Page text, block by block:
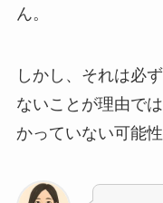
ん。
しかし、それは必
ないことが理由で
かっていない可能性